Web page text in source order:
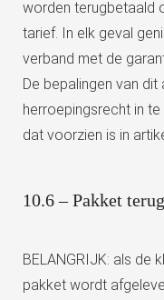
worden terugbetaald
tarief. In elk geval
verband met de
De bepalingen van
herroepingsrecht in
dat voorzien is in
10.6 – Pakket
BELANGRIJK: als de
pakket wordt